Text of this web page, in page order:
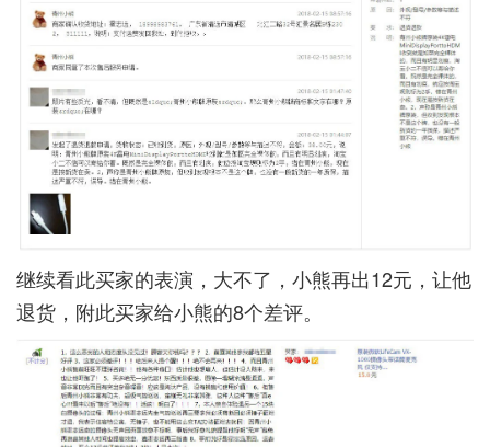
继续看此买家的表演，大不了，小熊再出12元，让他
退货，附此买家给小熊的8个差评。